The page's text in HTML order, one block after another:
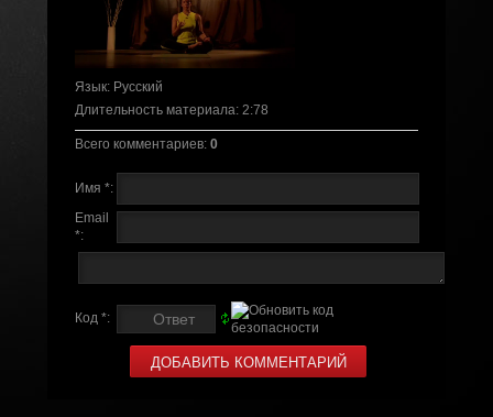
Язык: Русский
Длительность материала: 2:78
Всего комментариев: 0
Имя *:
Email
*:
Код *: